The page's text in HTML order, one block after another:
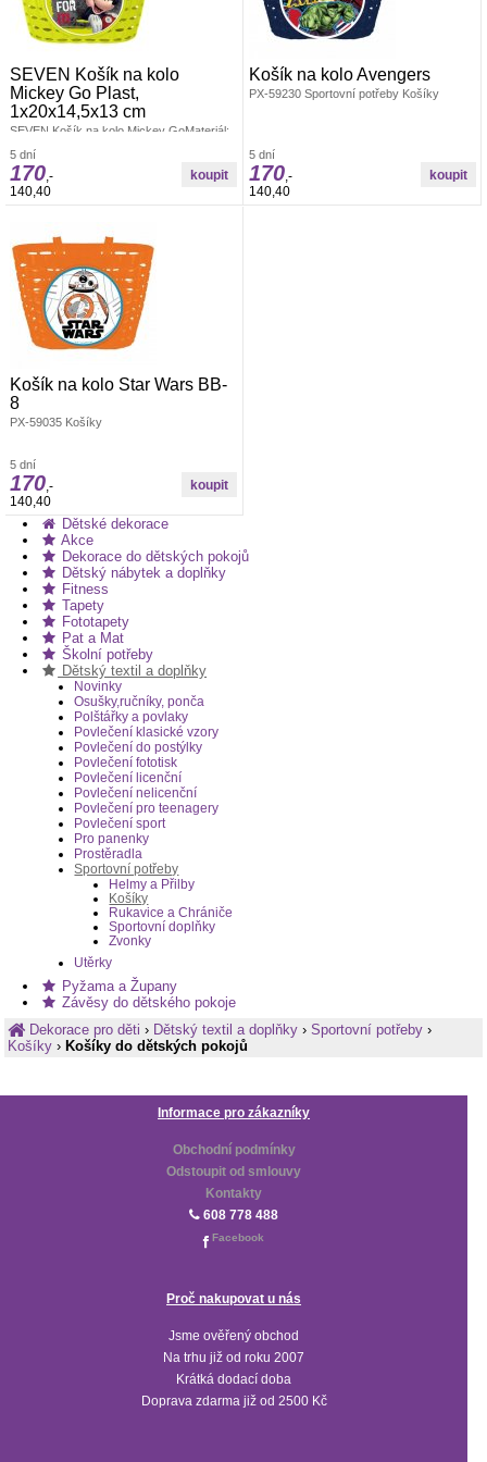
SEVEN Košík na kolo
Mickey Go Plast,
1x20x14,5x13 cm
SEVEN Košík na kolo Mickey GoMateriál:
košík na řidítka na důležité drobnosti
malých cyklistů a cyklistek. Košíček lze
umístit na řídítka jakéhokoliv kola, nebo
Košíky
5 dní
170,-
140,40
Košík na kolo Avengers
PX-59230 Sportovní potřeby Košíky
5 dní
170,-
140,40
Košík na kolo Star Wars BB-
8
PX-59035 Košíky
5 dní
170 ,-
140,40
Dětské dekorace
Akce
Dekorace do dětských pokojů
Dětský nábytek a doplňky
Fitness
Tapety
Fototapety
Pat a Mat
Školní potřeby
Dětský textil a doplňky
Novinky
Osušky,ručníky, ponča
Polštářky a povlaky
Povlečení klasické vzory
Povlečení do postýlky
Povlečení fototisk
Povlečení licenční
Povlečení nelicenční
Povlečení pro teenagery
Povlečení sport
Pro panenky
Prostěradla
Sportovní potřeby
Helmy a Přilby
Košíky
Rukavice a Chrániče
Sportovní doplňky
Zvonky
Utěrky
Pyžama a Župany
Závěsy do dětského pokoje
Dekorace pro děti› Dětský textil a doplňky ›Sportovní potřeby ›
Košíky › Košíky do dětských pokojů
Informace pro zákazníky
Obchodní podmínky
Odstoupit od smlouvy
Kontakty
608 778 488
Facebook
Proč nakupovat u nás
Jsme ověřený obchod
Na trhu již od roku 2007
Krátká dodací doba
Doprava zdarma již od 2500 Kč